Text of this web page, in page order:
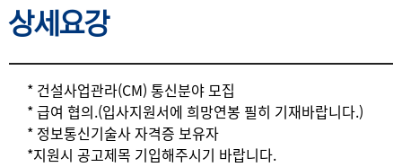
상세요강
상세요강
* 건설사업관라(CM) 통신분야 모집
* 급여 협의.(입사지원서에 희망연봉 필히 기재바랍니다.)
* 정보통신기술사 자격증 보유자
*지원시 공고제목 기입해주시기 바랍니다.